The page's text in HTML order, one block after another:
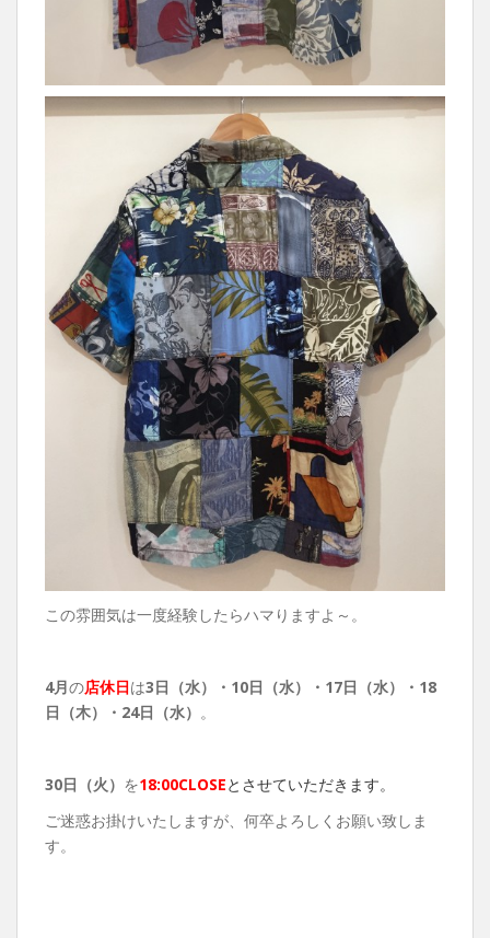
この雰囲気は一度経験したらハマりますよ～。
4月の店休日は3日（水）・10日（水）・17日（水）・18
日（木）・24日（水） 。
30日（火） を18:00CLOSEとさせていただきます。
ご迷惑お掛けいたしますが、何卒よろしくお願い致しま
す。